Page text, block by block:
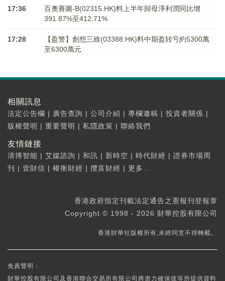
17:36
百奧賽圖-B(02315.HK)料上半年歸母淨利潤同比增
391.87%至412.71%
17:28
【盈警】創想三維(03388.HK)料中期盈转亏約5300萬
至6300萬元
相關訊息
法定公告欄 | 廣告查詢 | 公司介紹 | 專欄邀稿 | 投資者關係 |
版權聲明 | 重要聲明 | 私隱政策 | 聯絡我們
友情鏈接
清博智能 | 艾媒諮詢 | 和訊 | 新時空 | 時代財經 | 證券市場周
刊
| 壹財信 | 權衡財經 | 攬富財經 | 更多...
香港政府指定刊載法定通告之憲報刊登報章
Copyright © 1998 - 2026 財華控股有限公司
香港財華社版權所有,未經同意不得轉載。
免責聲明：
財華控股有限公司及香港聯合交易所有限公司將盡力確保彼等所提供資料